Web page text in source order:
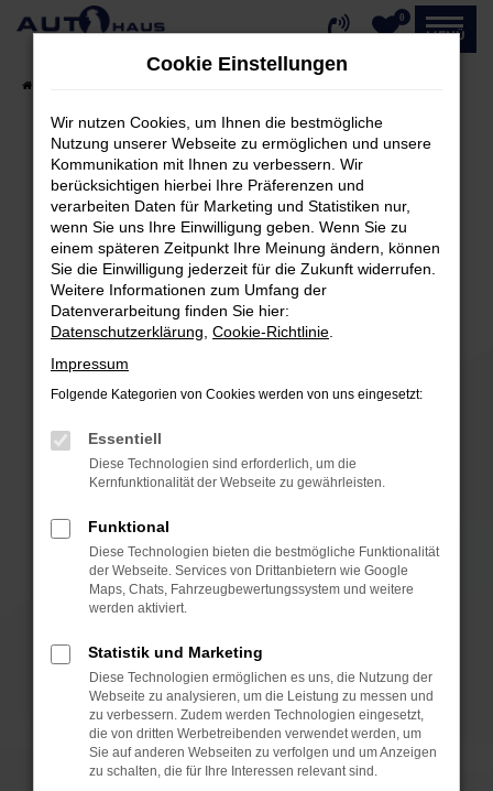
Zum
0
MENÜ
Fehler: Network Error
Beim Laden ist ein Fehler aufgetreten.
Hier sind ein paar Tipps, die dir helfen können:
Überprüfe deine Firewall und deine
Internetverbindung.
Laden andere Webseiten, zum Beispiel deine
Suchmaschine?
Prüfe deine Browsererweiterungen.
können das Laden bestimmter Seiten
verhindern. Funktioniert die Seite in einem
anderen Browser oder in einem privaten
Fenster?
Starte dein Gerät neu.
Das kann manchmal helfen, vorübergehende
Probleme zu beheben.
Betriebssystem auf dem neuesten Stand
sind.
Veraltete Software birgt nicht nur ein
Sicherheitsrisiko, sondern kann auch dazu
führen, dass bestimmte Funktionen nicht mehr
unterstützt werden.
Cookie Einstellungen
Wir nutzen Cookies, um Ihnen die bestmögliche
Nutzung unserer Webseite zu ermöglichen und unsere
Kommunikation mit Ihnen zu verbessern. Wir
berücksichtigen hierbei Ihre Präferenzen und
verarbeiten Daten für Marketing und Statistiken nur,
wenn Sie uns Ihre Einwilligung geben. Wenn Sie zu
einem späteren Zeitpunkt Ihre Meinung ändern, können
Sie die Einwilligung jederzeit für die Zukunft widerrufen.
Weitere Informationen zum Umfang der
Datenverarbeitung finden Sie hier:
Datenschutzerklärung Cookie-Richtlinie
Impressum
Folgende Kategorien von Cookies werden von uns eingesetzt:
Essentiell
Diese Technologien sind erforderlich, um die
Kernfunktionalität der Webseite zu gewährleisten.
Funktional
Diese Technologien bieten die bestmögliche Funktionalität
der Webseite. Services von Drittanbietern wie Google
Maps, Chats, Fahrzeugbewertungssystem und weitere
werden aktiviert.
Statistik und Marketing
Diese Technologien ermöglichen es uns, die Nutzung der
Webseite zu analysieren, um die Leistung zu messen und
zu verbessern. Zudem werden Technologien eingesetzt,
die von dritten Werbetreibenden verwendet werden, um
Sie auf anderen Webseiten zu verfolgen und um Anzeigen
zu schalten, die für Ihre Interessen relevant sind.